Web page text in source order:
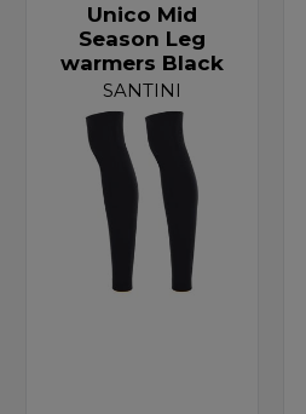
Unico Mid
Season Leg
warmers Black
SANTINI